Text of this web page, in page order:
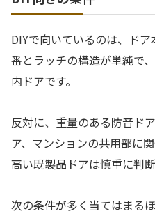
DIYで向いているのは、ド
番とラッチの構造が単純で
内ドアです。
反対に、重量のある防音ド
ア、マンションの共用部に
高い既製品ドアは慎重に判
次の条件が多く当てはまる